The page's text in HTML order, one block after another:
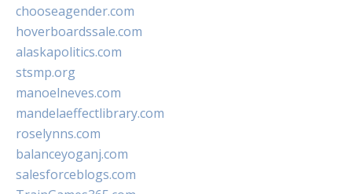
chooseagender.com
hoverboardssale.com
alaskapolitics.com
stsmp.org
manoelneves.com
mandelaeffectlibrary.com
roselynns.com
balanceyoganj.com
salesforceblogs.com